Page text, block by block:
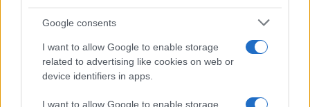
Google consents
I want to allow Google to enable storage
related to advertising like cookies on web or
device identifiers in apps.
I want to allow Google to enable storage